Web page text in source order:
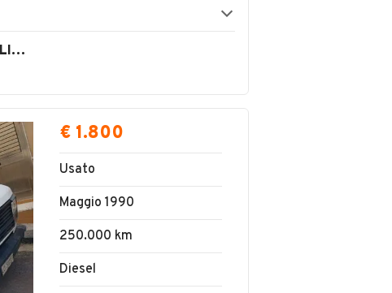
DI.MA. CAR SOCIETA' A RESPONSABILITA' LIMITATA SEMPLIFICATA
€ 1.800
Usato
Maggio 1990
250.000 km
Diesel